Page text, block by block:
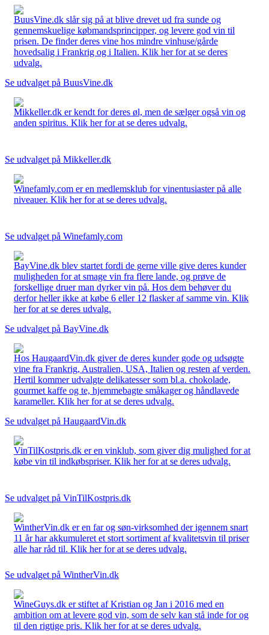
BuusVine.dk slår sig på at blive drevet ud fra sunde og
gennemskuelige købmandsprincipper, og levere god vin til
prisen. De finder deres vine hos mindre vinhuse/gårde
hovedsalig i Frankrig og i Italien. Klik her for at se deres
udvalg.
Se udvalget på BuusVine.dk
Mikkeller.dk er kendt for deres øl, men de sælger også vin og
anden spiritus. Klik her for at se deres udvalg.
Se udvalget på Mikkeller.dk
Winefamly.com er en medlemsklub for vinentusiaster på alle
niveauer. Klik her for at se deres udvalg.
Se udvalget på Winefamly.com
BayVine.dk blev startet fordi de gerne ville give deres kunder
muligheden for at smage vin fra flere lande, og prøve de
forskellige druer man dyrker vin på. Hos dem behøver du
derfor heller ikke at købe 6 eller 12 flasker af samme vin. Klik
her for at se deres udvalg.
Se udvalget på BayVine.dk
Hos HaugaardVin.dk giver de deres kunder gode og udsøgte
vine fra Frankrig, Australien, USA, Italien og resten af verden.
Hertil kommer udvalgte delikatesser som bl.a. chokolade,
gourmet kaffe og te, hjemmebagte småkager og håndlavede
karameller. Klik her for at se deres udvalg.
Se udvalget på HaugaardVin.dk
VinTilKostpris.dk er en vinklub, som giver dig mulighed for at
købe vin til indkøbspriser. Klik her for at se deres udvalg.
Se udvalget på VinTilKostpris.dk
WintherVin.dk er en far og søn-virksomhed der igennem snart
11 år har akkumuleret et stort sortiment af kvalitetsvin til priser
alle har råd til. Klik her for at se deres udvalg.
Se udvalget på WintherVin.dk
WineGuys.dk er stiftet af Kristian og Jan i 2016 med en
ambition om at levere god vin, som de selv kan stå inde for og
til den rigtige pris. Klik her for at se deres udvalg.